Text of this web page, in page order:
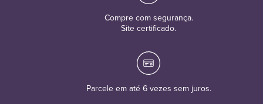
Compre com segurança.
Site certificado.
Parcele em até 6 vezes sem juros.